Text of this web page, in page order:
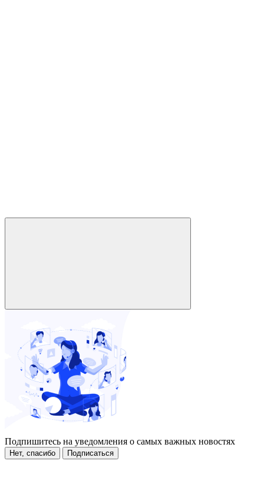
Подпишитесь на уведомления о самых важных новостях
Нет, спасибо Подписаться